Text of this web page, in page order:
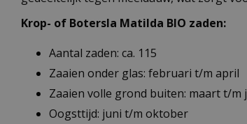
Krop- of Botersla Matilda BIO zaden:
Aantal zaden: ca. 115
Zaaien onder glas: februari t/m april
Zaaien volle grond buiten: maart t/m
Oogsttijd: juni t/m oktober